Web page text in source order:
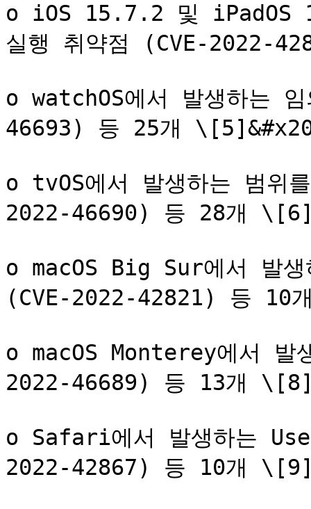
o iOS 15.7.2 및 iPadOS
실행 취약점 (CVE-2022-
o watchOS에서 발생하는
46693) 등 25개
o tvOS에서 발생하는 범위
2022-46690) 등 28개
o macOS Big Sur에서 발
(CVE-2022-42821) 등
o macOS Monterey에서 발
2022-46689) 등 13개
o Safari에서 발생하는
2022-42867) 등 10개